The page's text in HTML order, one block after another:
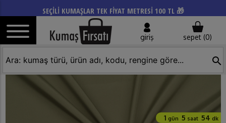
SEÇİLİ KUMAŞLAR TEK FİYAT METRESİ 100 TL 🎁
giriş sepet (0)
search
1 gün 5 saat 54 dk